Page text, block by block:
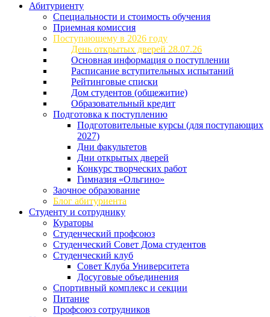
Абитуриенту
Специальности и стоимость обучения
Приемная комиссия
Поступающему в 2026 году
День открытых дверей 28.07.26
Основная информация о поступлении
Расписание вступительных испытаний
Рейтинговые списки
Дом студентов (общежитие)
Образовательный кредит
Подготовка к поступлению
Подготовительные курсы (для поступающих
2027)
Дни факультетов
Дни открытых дверей
Конкурс творческих работ
Гимназия «Ольгино»
Заочное образование
Блог абитуриента
Студенту и сотруднику
Кураторы
Студенческий профсоюз
Студенческий Совет Дома студентов
Студенческий клуб
Совет Клуба Университета
Досуговые объединения
Спортивный комплекс и секции
Питание
Профсоюз сотрудников